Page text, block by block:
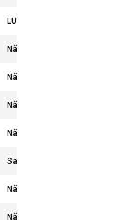
LUXBIOTECH
Não
Não
Não
Não
Sabonete líquido botânico
Não
Não